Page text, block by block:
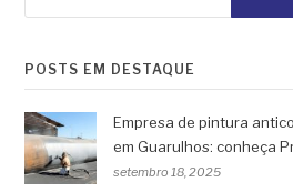
POSTS EM DESTAQUE
Empresa de pintura
em Guarulhos: conheça
setembro 18, 2025